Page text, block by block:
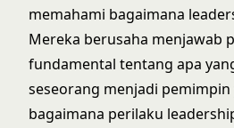
memahami bagaimana
Mereka berusaha menjawab
fundamental tentang apa
seseorang menjadi pemimpin
bagaimana perilaku